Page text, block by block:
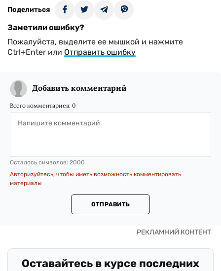
Поделиться
Заметили ошибку?
Пожалуйста, выделите ее мышкой и нажмите
Ctrl+Enter или Отправить ошибку
Добавить комментарий
Всего комментариев: 0
Осталось символов: 2000
Авторизуйтесь, чтобы иметь возможность комментировать
материалы
ОТПРАВИТЬ
Оставайтесь в курсе последних